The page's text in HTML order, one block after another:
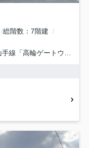
総階数
7階建
手線 「高輪ゲートウェイ